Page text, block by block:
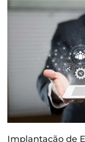
Implantação de